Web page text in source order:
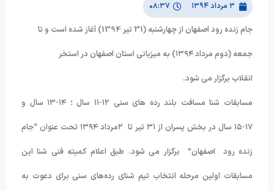
۳ مرداد ۱۳۹۴ ۰۸:۳۷
جام زنده رود اصفهان از چهارشنبه (31 تیر 1394) آغاز شده است و تا
جمعه (دوم مرداد ۱۳۹۴) به میزبانی استان اصفهان در استخر
انقلاب برگزار می شود.
مسابقات شنا مسافت بلند رده های سنی ۱۲-۱۱ سال ؛ ۱۴-۱۳ سال و
۱۷-۱۵ سال در بخش پسران از ۳۱ تیر تا ۲مرداد ۱۳۹۴ تحت عنوان “جام
زنده رود اصفهان” برگزار می شود. طبق اعلام کمیته فنی شنا این
مسابقات اولین مرحله انتخاب تیم شنای رده‌های سنی برای دعوت به